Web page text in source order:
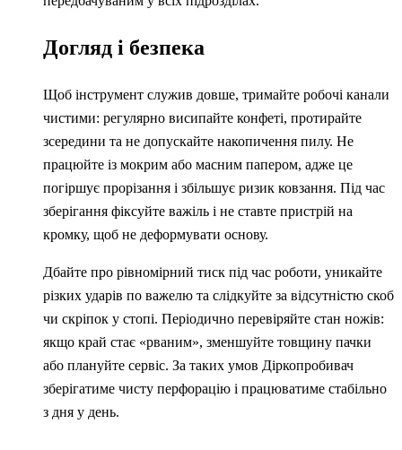
Догляд і безпека
Щоб інструмент служив довше, тримайте робочі канали
чистими: регулярно висипайте конфеті, протирайте
зсередини та не допускайте накопичення пилу. Не
працюйте із мокрим або масним папером, адже це
погіршує прорізання і збільшує ризик ковзання. Під час
зберігання фіксуйте важіль і не ставте пристрій на
кромку, щоб не деформувати основу.
Дбайте про рівномірний тиск під час роботи, уникайте
різких ударів по важелю та слідкуйте за відсутністю скоб
чи скріпок у стопі. Періодично перевіряйте стан ножів:
якщо край стає «рваним», зменшуйте товщину пачки
або плануйте сервіс. За таких умов Діркопробивач
зберігатиме чисту перфорацію і працюватиме стабільно
з дня у день.